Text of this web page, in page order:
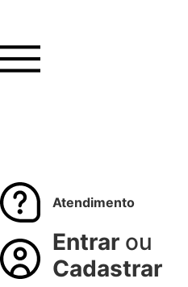
Atendimento
Entrar ou
Cadastrar